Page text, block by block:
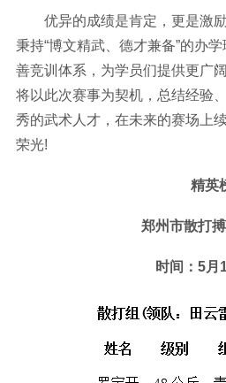
优异的成绩是肯定，更是激励
秉持“博文精武、德才兼备”的办
善竞训体系，为学员们提供更广
将以此次赛事为契机，总结经验
秀的武术人才，在未来的赛场上
荣光!
精英
郑州市散打搏
时间：5月1